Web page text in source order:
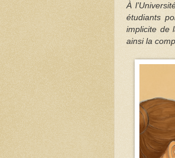
À
étudiants
implicite de
ainsi la